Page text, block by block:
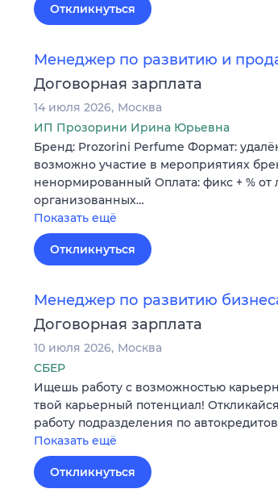
Откликнуться
Менеджер по развитию и
Договорная зарплата
14 июля 2026 Москва
ИП Прозорини Ирина Юрьевна
Бренд: Prozorini Perfume Формат:
возможно участие в мероприятиях
ненормированный Оплата: фикс + %
организованных…
Показать ещё
Откликнуться
Менеджер по развитию
Договорная зарплата
10 июля 2026 Москва
СБЕР
Ищешь работу с возможностью
твой карьерный потенциал!
работу подразделения по
Показать ещё
Откликнуться